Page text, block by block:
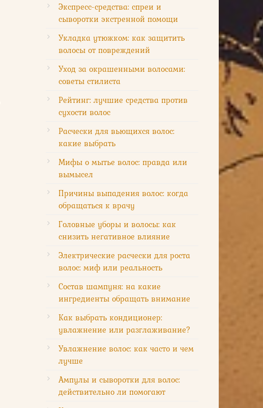
Экспресс-средства: спреи и
сыворотки экстренной помощи
Укладка утюжком: как защитить
волосы от повреждений
Уход за окрашенными волосами:
советы стилиста
Рейтинг: лучшие средства против
сухости волос
Расчески для вьющихся волос:
какие выбрать
Мифы о мытье волос: правда или
вымысел
Причины выпадения волос: когда
обращаться к врачу
Головные уборы и волосы: как
снизить негативное влияние
Электрические расчески для роста
волос: миф или реальность
Состав шампуня: на какие
ингредиенты обращать внимание
Как выбрать кондиционер:
увлажнение или разглаживание?
Увлажнение волос: как часто и чем
лучше
Ампулы и сыворотки для волос:
действительно ли помогают